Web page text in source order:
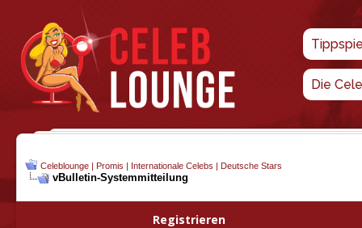
Die
Celeblounge | Promis | Internationale Celebs | Deutsche Stars
vBulletin-Systemmitteilung
Registrieren